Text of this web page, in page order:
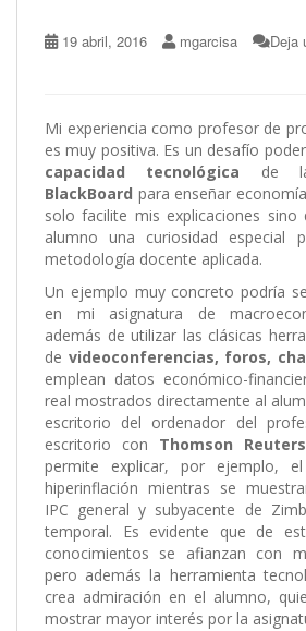
19 abril, 2016 mgarcisa Deja
Mi experiencia como profesor de
es muy positiva. Es un desafío
capacidad tecnológica de la
BlackBoard para enseñar
solo facilite mis explicaciones sino
alumno una curiosidad especial
metodología docente aplicada.
Un ejemplo muy concreto podría
en mi asignatura de
además de utilizar las clásicas
de videoconferencias, foros,
emplean datos económico-
real mostrados directamente al
escritorio del ordenador del
escritorio con Thomson
permite explicar, por ejemplo,
hiperinflación mientras se
IPC general y subyacente de
temporal. Es evidente que de
conocimientos se afianzan con
pero además la herramienta
crea admiración en el alumno,
mostrar mayor interés por la